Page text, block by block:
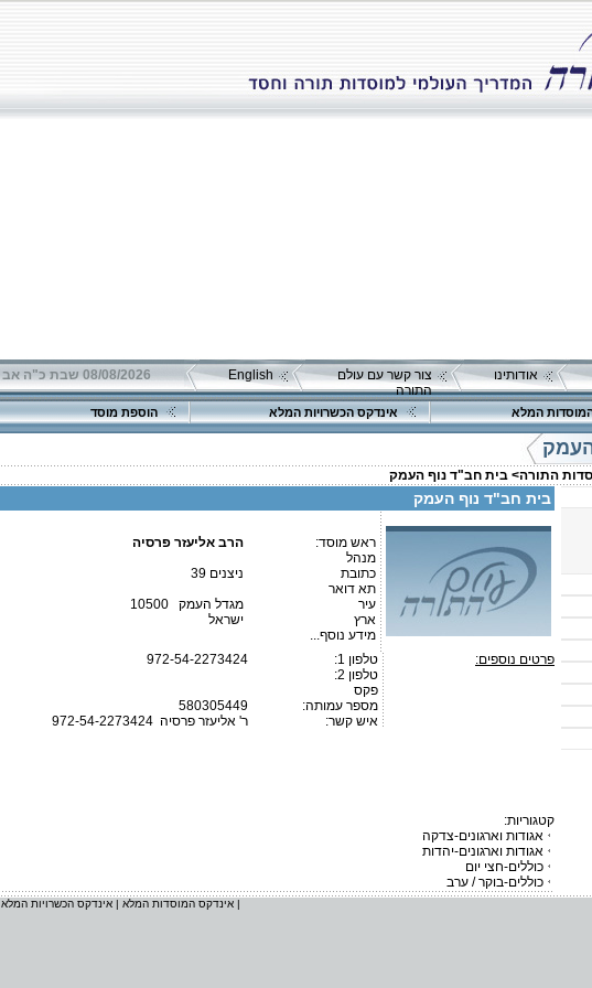
אודותינו
צור קשר עם עולם
התורה
English 08/08/2026 שבת כ"ה אב תשפ"ו
המלא אינדקס הכשרויות המלא הוספת מוסד
התורה> בית חב"ד נוף העמק
בית חב"ד נוף העמק
ראש מוסד:
הרב אליעזר פרסיה
מנהל
כתובת
ניצנים 39
תא דואר
עיר
מגדל העמק 10500
ארץ
ישראל
מידע נוסף...
פרטים נוספים:
טלפון 1:
טלפון 2:
פקס
מספר עמותה:
איש קשר:
972-54-2273424
580305449
ר' אליעזר פרסיה 972-54-2273424
קטגוריות:
אגודות וארגונים-צדקה
אגודות וארגונים-יהדות
כוללים-חצי יום
כוללים-בוקר / ערב
אינדקס המוסדות המלא | אינדקס הכשרויות המלא |